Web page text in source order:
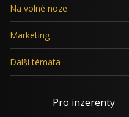
Na volné noze
Marketing
Další témata
Pro inzerenty